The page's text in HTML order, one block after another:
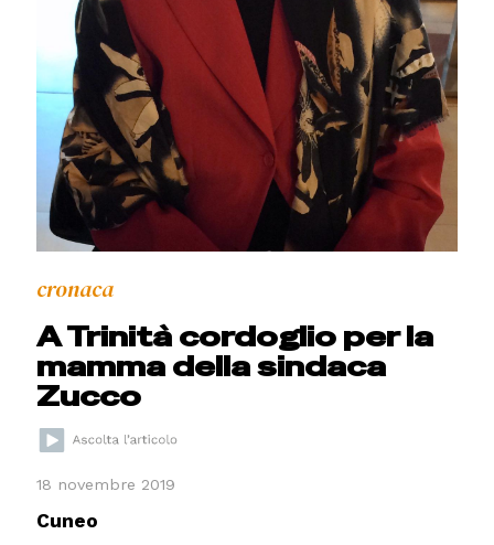
cronaca
A Trinità cordoglio per la
mamma della sindaca
Zucco
18 novembre 2019
Cuneo